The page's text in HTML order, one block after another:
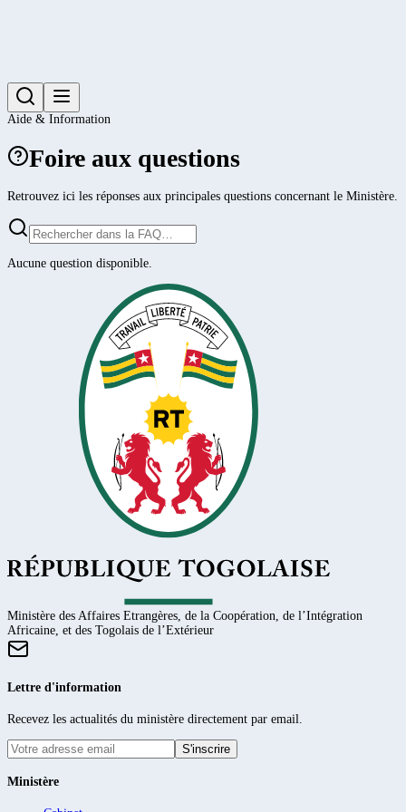
Aide & Information
Foire aux questions
Retrouvez ici les réponses aux principales questions concernant le Ministère.
Aucune question disponible.
Ministère des Affaires Etrangères, de la Coopération, de l’Intégration
Africaine, et des Togolais de l’Extérieur
Lettre d'information
Recevez les actualités du ministère directement par email.
S'inscrire
Ministère